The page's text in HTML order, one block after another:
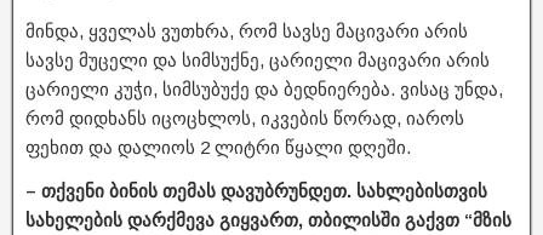
მინდა, ყველას ვუთხრა, რომ სავსე მაცივარი არის
სავსე მუცელი და სიმსუქნე, ცარიელი მაცივარი არის
ცარიელი კუჭი, სიმსუბუქე და ბედნიერება. ვისაც უნდა,
რომ დიდხანს იცოცხლოს, იკვების წორად, იაროს
ფეხით და დალიოს 2 ლიტრი წყალი დღეში.
– თქვენი ბინის თემას დავუბრუნდეთ. სახლებისთვის
სახელების დარქმევა გიყვართ, თბილისში გაქვთ “მზის